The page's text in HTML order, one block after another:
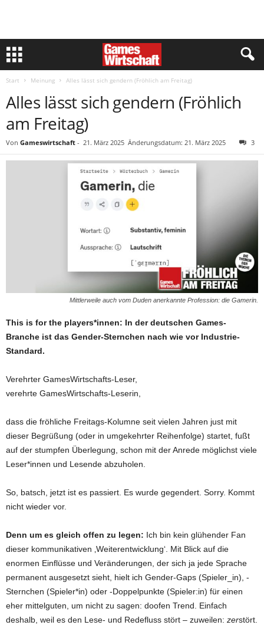
Start Meinung Alles lässt sich gendern (Fröhlich am Freitag)
Alles lässt sich gendern (Fröhlich
am Freitag)
Von Gameswirtschaft - 21. März 2025 Änderungsdatum: 21. März 2025 3
Mittlerweile auch vom Duden anerkannte Profession: die Gamerin.
This is for the players*innen: In der deutschen Games-
Branche ist das Gender-Sternchen nach wie vor Industrie-
Standard.
Verehrter GamesWirtschafts-Leser,
verehrte GamesWirtschafts-Leserin,
dass die fröhliche Freitags-Kolumne seit vielen Jahren just mit
dieser Begrüßung (oder in umgekehrter Reihenfolge) startet, fußt
auf der stumpfen Überlegung, schon mit der Anrede möglichst viele
Leser*innen und Lesende abzuholen.
So, batsch, jetzt ist es passiert. Es wurde gegendert. Sorry. Kommt
nicht wieder vor.
Denn um es gleich offen zu legen: Ich bin kein glühender Fan
dieser kommunikativen ‚Weiterentwicklung‘. Mit Blick auf die
enormen Einflüsse und Veränderungen, der sich ja jede Sprache
permanent ausgesetzt sieht, hielt ich Gender-Gaps (Spieler_in), -
Sternchen (Spieler*in) oder -Doppelpunkte (Spieler:in) für einen
eher mittelguten, um nicht zu sagen: doofen Trend. Einfach
deshalb, weil es den Lese- und Redefluss stört – zuweilen: zerstört.